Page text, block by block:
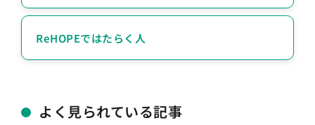
ReHOPEではたらく人
よく見られている記事